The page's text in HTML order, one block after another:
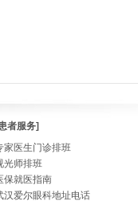
者服务]
家医生门诊排班
光师排班
保就医指南
汉爱尔眼科地址电话